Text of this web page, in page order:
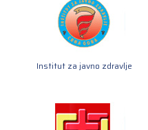
Institut za javno zdravlje